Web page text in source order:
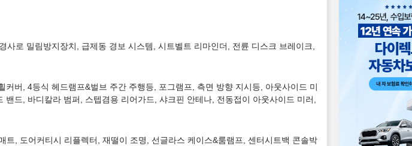
로 밀림방지장치, 급제동 경보 시스템, 시트벨트 리마인더, 전륜 디스크 브레이크,
버, 4등식 헤드램프&벌브 주간 주행등, 포그램프, 측면 방향 지시등, 아웃사이드 미
드, 바디칼라 범퍼, 스텝겸용 리어가드, 샤크핀 안테나, 전동접이 아웃사이드 미러,
, 도어커티시 리플렉터, 재떨이 조명, 선글라스 케이스&룸램프, 센터시트백 콘솔박